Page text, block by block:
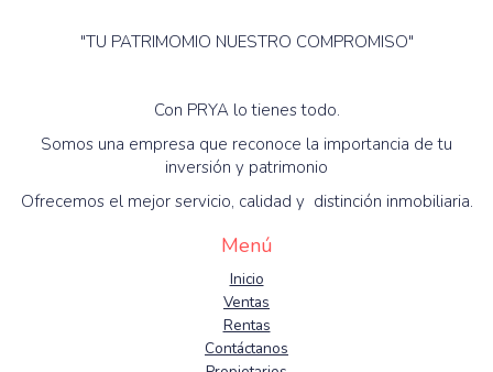
"TU PATRIMOMIO NUESTRO COMPROMISO"
Con PRYA lo tienes todo.
Somos una empresa que reconoce la importancia de tu
inversión y patrimonio
Ofrecemos el mejor servicio, calidad y distinción inmobiliaria.
Menú
Inicio
Ventas
Rentas
Contáctanos